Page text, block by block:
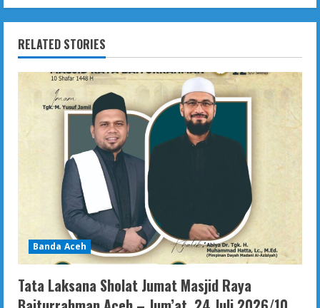
RELATED STORIES
Banda Aceh
Tata Laksana Sholat Jumat Masjid Raya